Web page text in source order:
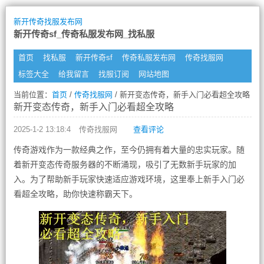
新开传奇找服发布网
新开传奇sf_传奇私服发布网_找私服
首页 找私服 新开传奇sf 传奇私服发布网
传奇找服网
标签大全
给我留言 找服订阅 网站地图
当前位置： 首页/ 传奇找服网 / 新开变态传奇，新手入门必看超全攻略
新开变态传奇，新手入门必看超全攻略
2025-1-2 13:18:4 传奇找服网 查看评论
传奇游戏作为一款经典之作，至今仍拥有着大量的忠实玩家。随
着新开变态传奇服务器的不断涌现，吸引了无数新手玩家的加
入。为了帮助新手玩家快速适应游戏环境，这里奉上新手入门必
看超全攻略，助你快速称霸天下。